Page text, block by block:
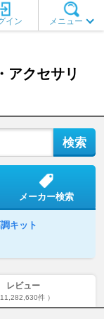
メニュー
イン
アクセサリ
メーカー検索
キット
レビュー
11,282,630件 ）